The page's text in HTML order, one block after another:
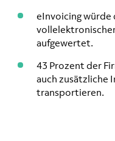
eInvoicing würde
aufgewertet.
43 Prozent der
auch zusätzliche
transportieren.